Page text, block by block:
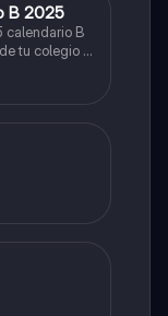
B 2025
calendario B
tu colegio y